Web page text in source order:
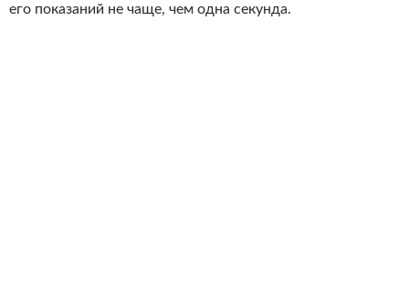
его показаний не чаще, чем одна секунда.